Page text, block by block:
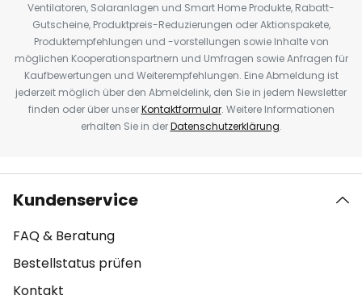
Ventilatoren, Solaranlagen und Smart Home Produkte, Rabatt-
Gutscheine, Produktpreis-Reduzierungen oder Aktionspakete,
Produktempfehlungen und -vorstellungen sowie Inhalte von
möglichen Kooperationspartnern und Umfragen sowie Anfragen für
Kaufbewertungen und Weiterempfehlungen. Eine Abmeldung ist
jederzeit möglich über den Abmeldelink, den Sie in jedem Newsletter
finden oder über unserKontaktformular. Weitere Informationen
erhalten Sie in derDatenschutzerklärung.
Kundenservice
FAQ & Beratung
Bestellstatus prüfen
Kontakt